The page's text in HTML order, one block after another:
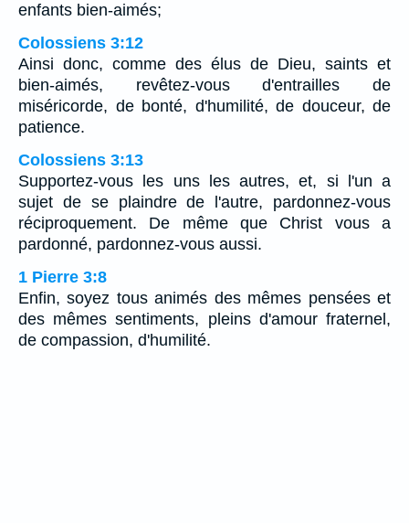
enfants bien-aimés;
Colossiens 3:12
Ainsi donc, comme des élus de Dieu, saints et
bien-aimés, revêtez-vous d'entrailles de
miséricorde, de bonté, d'humilité, de douceur, de
patience.
Colossiens 3:13
Supportez-vous les uns les autres, et, si l'un a
sujet de se plaindre de l'autre, pardonnez-vous
réciproquement. De même que Christ vous a
pardonné, pardonnez-vous aussi.
1 Pierre 3:8
Enfin, soyez tous animés des mêmes pensées et
des mêmes sentiments, pleins d'amour fraternel,
de compassion, d'humilité.